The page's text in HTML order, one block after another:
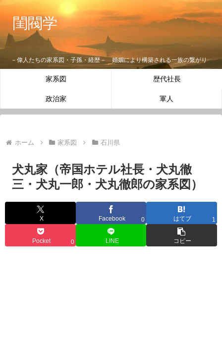
閨閥学
－偉人たちの家系図・子孫・経歴－ 婚姻により構築される一族の繋がり
家系図 歴代社長
政治家 軍人
ホーム 家系図 石川県
犬丸家（帝国ホテル社長・犬丸徹
三・犬丸一郎・犬丸徹郎の家系図）
X Facebook 0 はてブ 1
Pocket 0 LINE コピー